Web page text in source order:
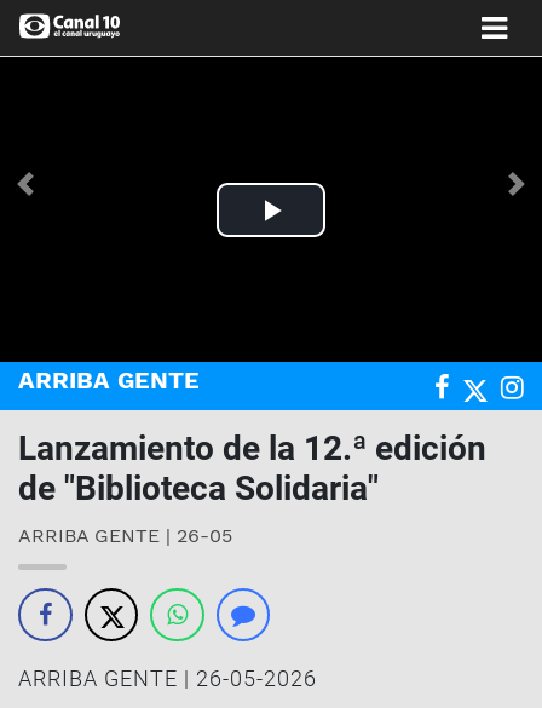
Play
Anterior
ARRIBA GENTE
Lanzamiento de la 12.ª edición
de "Biblioteca Solidaria"
ARRIBA GENTE | 26-05
ARRIBA GENTE | 26-05-2026